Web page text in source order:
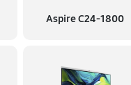
Aspire C24-1800